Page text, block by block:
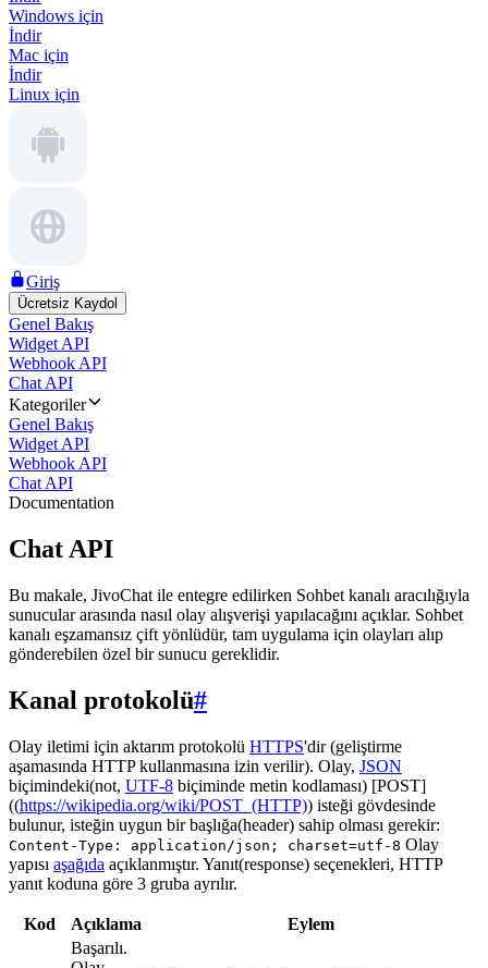
Windows için
İndir
Mac için
İndir
Linux için
Giriş
Ücretsiz Kaydol
Genel Bakış
Widget API
Webhook API
Chat API
Kategoriler
Genel Bakış
Widget API
Webhook API
Chat API
Documentation
Chat API
Bu makale, JivoChat ile entegre edilirken Sohbet kanalı aracılığıyla
sunucular arasında nasıl olay alışverişi yapılacağını açıklar. Sohbet
kanalı eşzamansız çift yönlüdür, tam uygulama için olayları alıp
gönderebilen özel bir sunucu gereklidir.
Kanal protokolü#
Olay iletimi için aktarım protokolü HTTPS'dir (geliştirme
aşamasında HTTP kullanmasına izin verilir). Olay, JSON
biçimindeki(not, UTF-8 biçiminde metin kodlaması) [POST]
((https://wikipedia.org/wiki/POST_(HTTP)) isteği gövdesinde
bulunur, isteğin uygun bir başlığa(header) sahip olması gerekir:
Content-Type: application/json; charset=utf-8 Olay
yapısı aşağıda açıklanmıştır. Yanıt(response) seçenekleri, HTTP
yanıt koduna göre 3 gruba ayrılır.
Kod Açıklama Eylem
Başarılı.